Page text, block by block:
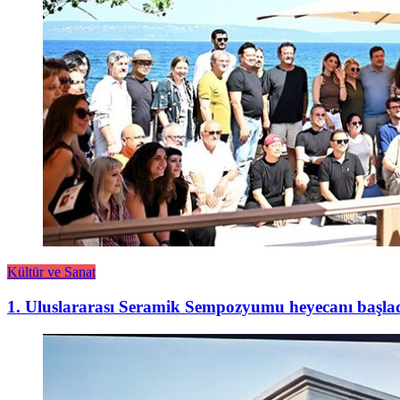
Kültür ve Sanat
1. Uluslararası Seramik Sempozyumu heyecanı